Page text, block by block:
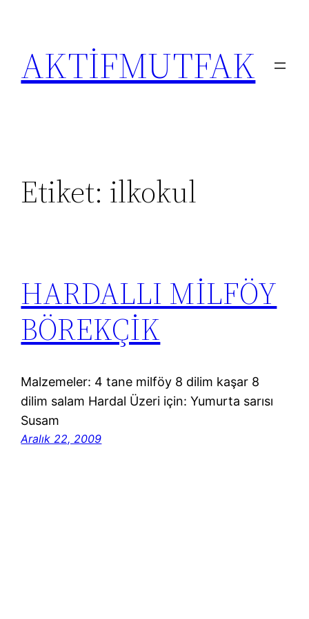
AKTİFMUTFAK
Etiket: ilkokul
HARDALLI MİLFÖY
BÖREKÇİK
Malzemeler: 4 tane milföy 8 dilim kaşar 8
dilim salam Hardal Üzeri için: Yumurta sarısı
Susam
Aralık 22, 2009